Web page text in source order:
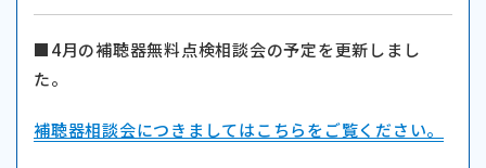
■4月の補聴器無料点検相談会の予定を更新しまし
た。
補聴器相談会につきましてはこちらをご覧ください。